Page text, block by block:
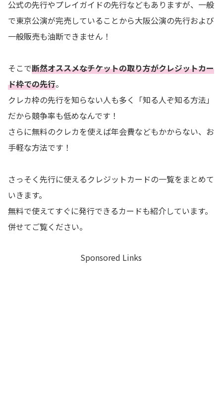
公式の先行やプレイガイドの先行などもありますが、一般
で東京公演が完売していることから大阪公演の先行および
一般販売も油断できません！
そこで断然オススメなチケットの取り方がクレジットカー
ド枠での先行。
クレカ枠の先行を知らない人も多く「知る人ぞ知る方法」
だから競争率も低めなんです！
さらに無料のクレカを使えば年会費などもかからない、お
手軽な方法です！
さっそく先行に使えるクレジットカードの一覧をまとめて
いきます。
無料で使えてすぐに発行できるカードも紹介しています。
併せてご覧ください。
Sponsored Links